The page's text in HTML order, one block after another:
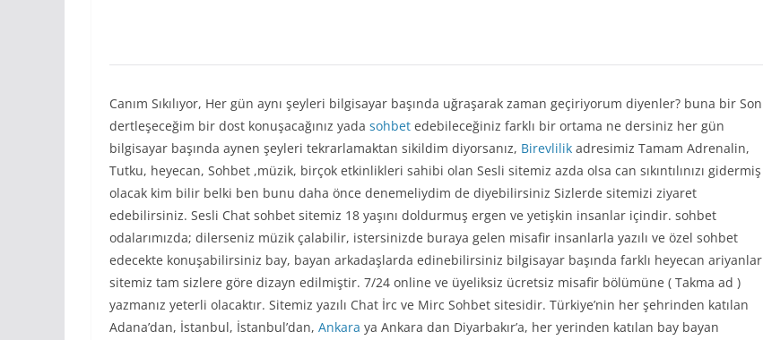
Canım Sıkılıyor, Her gün aynı şeyleri bilgisayar başında uğraşarak zaman geçiriyorum diyenler? buna bir Son
dertleşeceğim bir dost konuşacağınız yada sohbet edebileceğiniz farklı bir ortama ne dersiniz her gün
bilgisayar başında aynen şeyleri tekrarlamaktan sikildim diyorsanız, Birevlilik adresimiz Tamam Adrenalin,
Tutku, heyecan, Sohbet ,müzik, birçok etkinlikleri sahibi olan Sesli sitemiz azda olsa can sıkıntılınızı gidermiş
olacak kim bilir belki ben bunu daha önce denemeliydim de diyebilirsiniz Sizlerde sitemizi ziyaret
edebilirsiniz. Sesli Chat sohbet sitemiz 18 yaşını doldurmuş ergen ve yetişkin insanlar içindir. sohbet
odalarımızda; dilerseniz müzik çalabilir, istersinizde buraya gelen misafir insanlarla yazılı ve özel sohbet
edecekte konuşabilirsiniz bay, bayan arkadaşlarda edinebilirsiniz bilgisayar başında farklı heyecan ariyanlar
sitemiz tam sizlere göre dizayn edilmiştir. 7/24 online ve üyeliksiz ücretsiz misafir bölümüne ( Takma ad )
yazmanız yeterli olacaktır. Sitemiz yazılı Chat İrc ve Mirc Sohbet sitesidir. Türkiye’nin her şehrinden katılan
Adana’dan, İstanbul, İstanbul’dan, Ankara ya Ankara dan Diyarbakır’a, her yerinden katılan bay bayan